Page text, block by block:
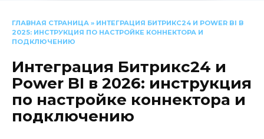
ГЛАВНАЯ СТРАНИЦА » ИНТЕГРАЦИЯ БИТРИКС24 И POWER BI В
2025: ИНСТРУКЦИЯ ПО НАСТРОЙКЕ КОННЕКТОРА И
ПОДКЛЮЧЕНИЮ
Интеграция Битрикс24 и
Power BI в 2026: инструкция
по настройке коннектора и
подключению